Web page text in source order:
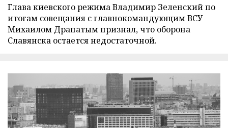
Глава киевского режима Владимир Зеленский по
итогам совещания с главнокомандующим ВСУ
Михаилом Драпатым признал, что оборона
Славянска остается недостаточной.